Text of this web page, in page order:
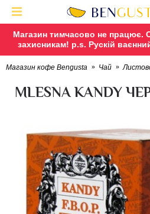
Магазин тимчасово не працює.
захисникам! p.s. Рускій
Магазин кофе Bengusta Чай
MLESNA KANDY